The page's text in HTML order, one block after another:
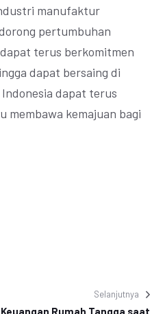
manufaktur
pertumbuhan
terus berkomitmen
dapat bersaing di
dapat terus
membawa kemajuan bagi
Selanjutnya
Rumah Tangga saat